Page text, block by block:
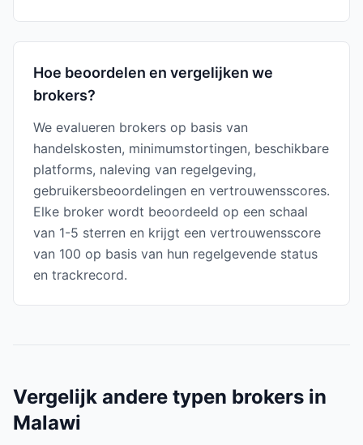
Hoe beoordelen en vergelijken we
brokers?
We evalueren brokers op basis van
handelskosten, minimumstortingen, beschikbare
platforms, naleving van regelgeving,
gebruikersbeoordelingen en vertrouwensscores.
Elke broker wordt beoordeeld op een schaal
van 1-5 sterren en krijgt een vertrouwensscore
van 100 op basis van hun regelgevende status
en trackrecord.
Vergelijk andere typen brokers in
Malawi